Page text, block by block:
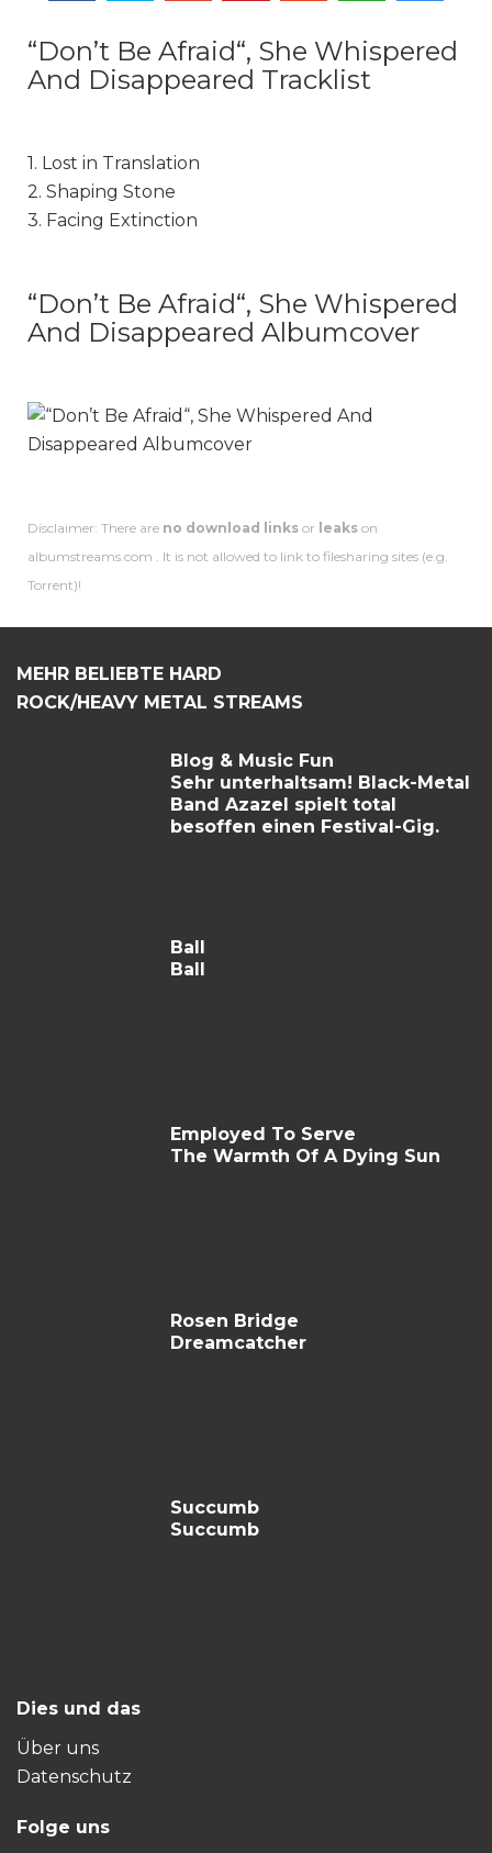
“Don’t Be Afraid“, She Whispered
And Disappeared Tracklist
1. Lost in Translation
2. Shaping Stone
3. Facing Extinction
“Don’t Be Afraid“, She Whispered
And Disappeared Albumcover
Disclaimer: There are no download links or leaks on
albumstreams.com . It is not allowed to link to filesharing sites (e.g.
Torrent)!
MEHR BELIEBTE HARD
ROCK/HEAVY METAL STREAMS
Blog & Music Fun
Sehr unterhaltsam! Black-Metal
Band Azazel spielt total
besoffen einen Festival-Gig.
Ball
Ball
Employed To Serve
The Warmth Of A Dying Sun
Rosen Bridge
Dreamcatcher
Succumb
Succumb
Dies und das
Über uns
Datenschutz
Folge uns